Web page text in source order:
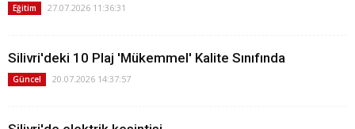
Eğitim 27.07.2026 11:36:31
Silivri'deki 10 Plaj 'Mükemmel' Kalite Sınıfında
Güncel 20.07.2026 14:37:57